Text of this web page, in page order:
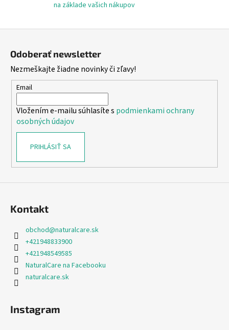
u
na základe vašich nákupov
Odoberať newsletter
Nezmeškajte žiadne novinky či zľavy!
Email
Vložením e-mailu súhlasíte s podmienkami ochrany
osobných údajov
PRIHLÁSIŤ SA
Kontakt
obchod@naturalcare.sk
+421948833900
+421948549585
NaturalCare na Facebooku
naturalcare.sk
Instagram